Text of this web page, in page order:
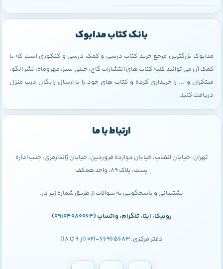
بانک کتاب مدابوک
مدابوک بزرگترین مرجع خرید کتاب درسی و کمک درسی و کنکوری است که با
کمک آن می توانید کلیه کتاب های انتشارات گاج، خیلی سبز، مهروماه، نشر الگو،
مبتکران و ... را خریداری کرده و کتاب های خود را با ارسال رایگان درب منزل
دریافت کنید.
ارتباط با ما
تهران، خیابان انقلاب، خیابان دوازده فروردین، خیابان ژاندارمری، جنب اداره
پست، پلاک 89، واحد همکف
پشتیبانی و پاسخگویی به سوالات از طریق شماره زیر در:
روبیکا، ایتا، تلگرام، واتساپ (09104080064
)
دفتر مرکزی:66965683-021 (از 9 تا 18)